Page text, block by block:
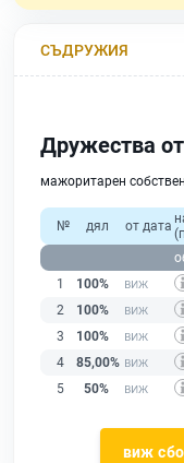
СЪДРУЖИЯ
Дружества
мажоритарен
№ дял от дата
1
100%
2
100%
3
100%
4
85,00%
5
50%
виж